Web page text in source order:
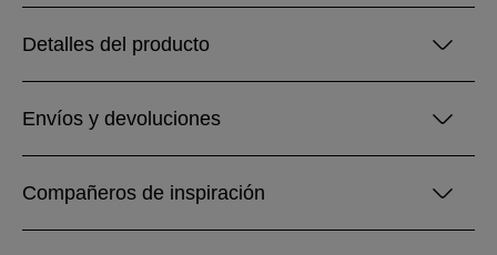
Detalles del producto
Envíos y devoluciones
Compañeros de inspiración